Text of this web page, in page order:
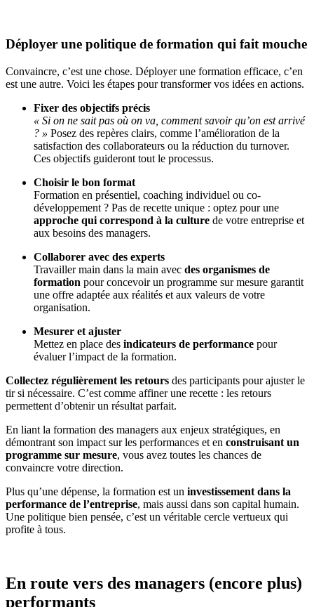
Déployer une politique de formation qui fait mouche
Convaincre, c’est une chose. Déployer une formation efficace, c’en
est une autre. Voici les étapes pour transformer vos idées en actions.
Fixer des objectifs précis
« Si on ne sait pas où on va, comment savoir qu’on est arrivé
? » Posez des repères clairs, comme l’amélioration de la
satisfaction des collaborateurs ou la réduction du turnover.
Ces objectifs guideront tout le processus.
Choisir le bon format
Formation en présentiel, coaching individuel ou co-
développement ? Pas de recette unique : optez pour une
approche qui correspond à la culture de votre entreprise et
aux besoins des managers.
Collaborer avec des experts
Travailler main dans la main avec des organismes de
formation pour concevoir un programme sur mesure garantit
une offre adaptée aux réalités et aux valeurs de votre
organisation.
Mesurer et ajuster
Mettez en place des indicateurs de performance pour
évaluer l’impact de la formation.
Collectez régulièrement les retours des participants pour ajuster le
tir si nécessaire. C’est comme affiner une recette : les retours
permettent d’obtenir un résultat parfait.
En liant la formation des managers aux enjeux stratégiques, en
démontrant son impact sur les performances et en construisant un
programme sur mesure, vous avez toutes les chances de
convaincre votre direction.
Plus qu’une dépense, la formation est un investissement dans la
performance de l’entreprise, mais aussi dans son capital humain.
Une politique bien pensée, c’est un véritable cercle vertueux qui
profite à tous.
En route vers des managers (encore plus)
performants